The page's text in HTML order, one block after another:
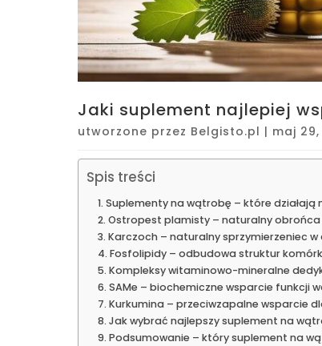
Jaki suplement najlepiej
utworzone przez Belgisto.pl | maj
Spis treści
Suplementy na wątrobę – które działają
Ostropest plamisty – naturalny
Karczoch – naturalny sprzymierzeniec
Fosfolipidy – odbudowa struktur
Kompleksy witaminowo-mineralne
SAMe – biochemiczne wsparcie funkcji
Kurkumina – przeciwzapalne wsparcie
Jak wybrać najlepszy suplement na
Podsumowanie – który suplement na